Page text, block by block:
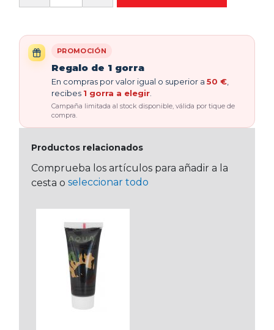
PROMOCIÓN
Regalo de 1 gorra
En compras por valor igual o superior a 50 €
recibes 1 gorra a elegir
Campaña limitada al stock disponible, válida por tique de
compra.
Productos relacionados
Comprueba los artículos para añadir a la
cesta o seleccionar todo